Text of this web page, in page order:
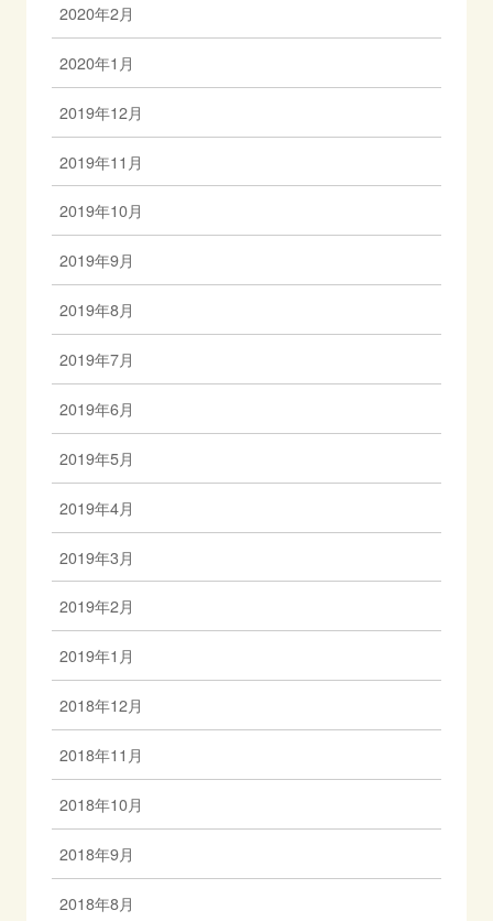
2020年2月
2020年1月
2019年12月
2019年11月
2019年10月
2019年9月
2019年8月
2019年7月
2019年6月
2019年5月
2019年4月
2019年3月
2019年2月
2019年1月
2018年12月
2018年11月
2018年10月
2018年9月
2018年8月